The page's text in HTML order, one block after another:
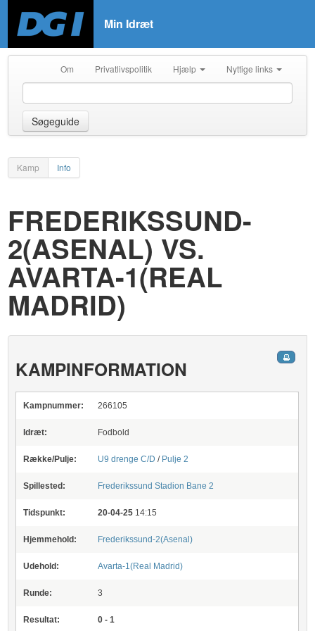
Min Idræt
Om Privatlivspolitik Hjælp Nyttige links
Søgeguide
Kamp Info
FREDERIKSSUND-
2(ASENAL) VS.
AVARTA-1(REAL
MADRID)
KAMPINFORMATION
Kampnummer: 266105
Idræt: Fodbold
Række/Pulje: U9 drenge C/D/ Pulje 2
Spillested: Frederikssund Stadion Bane 2
Tidspunkt: 20-04-25 14:15
Hjemmehold: Frederikssund-2(Asenal)
Udehold: Avarta-1(Real Madrid)
Runde: 3
Resultat: 0 - 1